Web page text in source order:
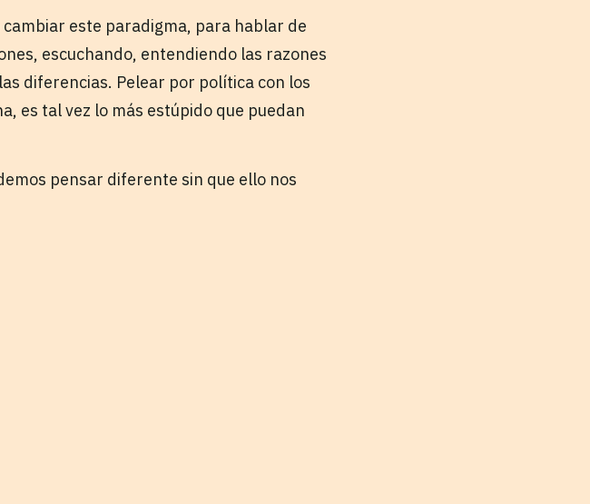
este paradigma, para hablar de
escuchando, entendiendo las razones
diferencias. Pelear por política con los
es tal vez lo más estúpido que puedan
pensar diferente sin que ello nos